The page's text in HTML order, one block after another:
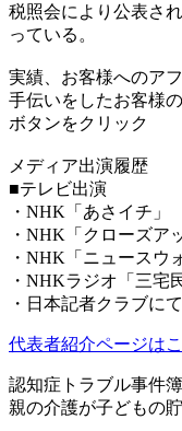
税照会により公表さ
っている。
実績、お客様へのア
手伝いをしたお客様の
ボタンをクリック
メディア出演履歴
■テレビ出演
・NHK「あさイチ」
・NHK「クローズア
・NHK「ニュースウ
・NHKラジオ「三宅
・日本記者クラブに
代表者紹介ページは
認知症トラブル事件簿
親の介護が子どもの